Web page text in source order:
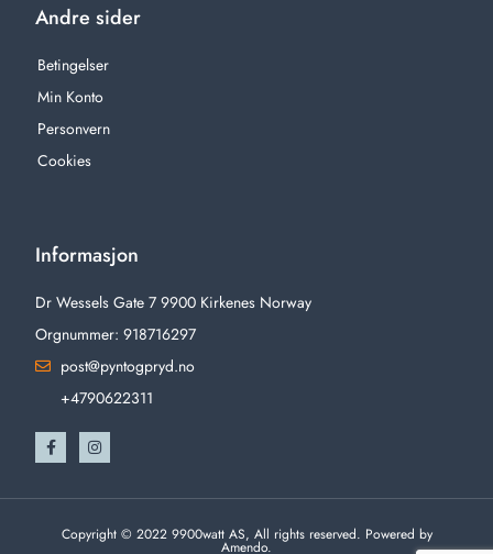
Andre sider
Betingelser
Min Konto
Personvern
Cookies
Informasjon
Dr Wessels Gate 7 9900 Kirkenes Norway
Orgnummer: 918716297
post@pyntogpryd.no
+4790622311
Copyright © 2022 9900watt AS, All rights reserved. Powered by
Amendo.